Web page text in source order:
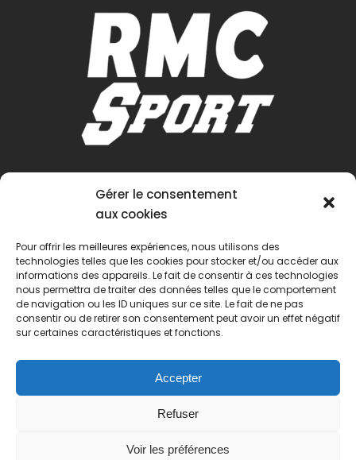
Gérer le consentement
aux cookies
Pour offrir les meilleures expériences, nous utilisons des
technologies telles que les cookies pour stocker et/ou accéder aux
informations des appareils. Le fait de consentir à ces technologies
nous permettra de traiter des données telles que le comportement
de navigation ou les ID uniques sur ce site. Le fait de ne pas
consentir ou de retirer son consentement peut avoir un effet négatif
sur certaines caractéristiques et fonctions.
Accepter
Refuser
Voir les préférences